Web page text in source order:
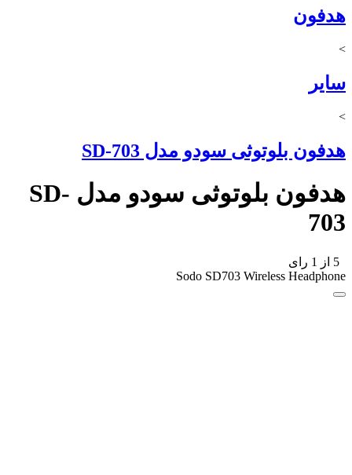
هدفون
>
سایر
>
هدفون بلوتوثی سودو مدل SD-703
هدفون بلوتوثی سودو مدل SD-
703
5 از 1 رای
Sodo SD703 Wireless Headphone